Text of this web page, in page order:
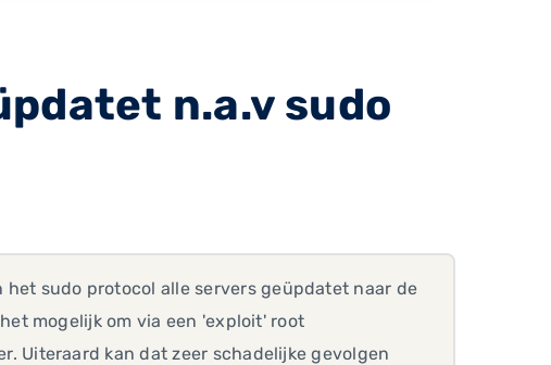
n.a.v sudo
sudo protocol alle servers geüpdatet naar de
mogelijk om via een 'exploit' root
Uiteraard kan dat zeer schadelijke gevolgen